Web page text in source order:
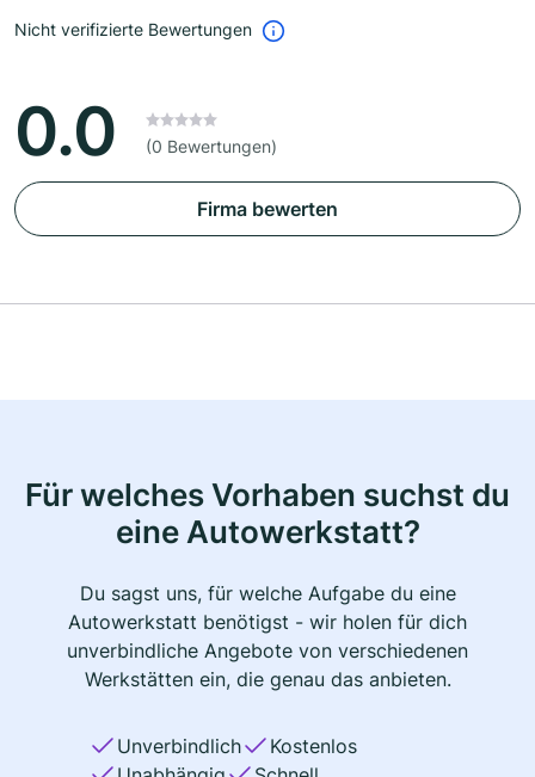
Nicht verifizierte Bewertungen
0.0 (0 Bewertungen)
Firma bewerten
Für welches Vorhaben suchst du
eine Autowerkstatt?
Du sagst uns, für welche Aufgabe du eine
Autowerkstatt benötigst - wir holen für dich
unverbindliche Angebote von verschiedenen
Werkstätten ein, die genau das anbieten.
Unverbindlich
Kostenlos